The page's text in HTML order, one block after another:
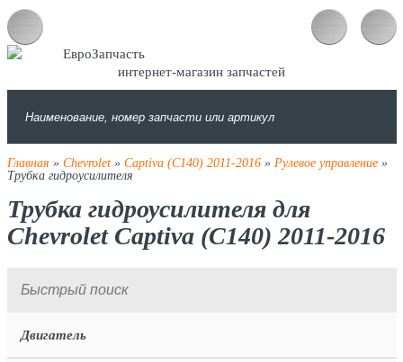
интернет-магазин запчастей
Главная » Chevrolet» Captiva (C140) 2011-2016» Рулевое управление»
Трубка гидроусилителя
Трубка гидроусилителя для
Chevrolet Captiva (C140) 2011-2016
Двигатель